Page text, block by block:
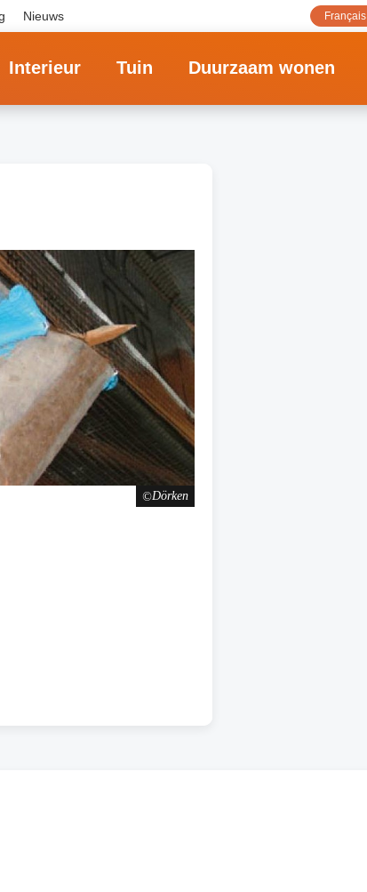
Nieuws Français
Interieur Tuin Duurzaam wonen
Dörken